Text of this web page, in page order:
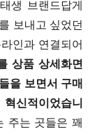
생 브랜드답게
보내고 싶었던
인과 연결되어
상품 상세화면
을 보면서 구매
신적이었습니
주는 곳들은 꽤